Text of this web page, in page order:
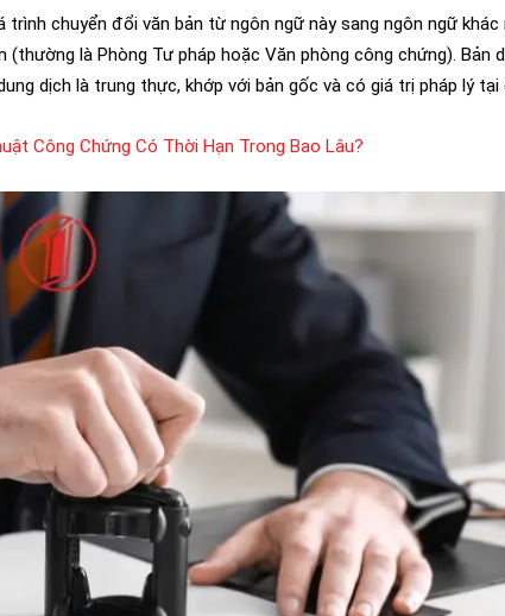
trình chuyển đổi văn bản từ ngôn ngữ này sang ngôn ngữ
(thường là Phòng Tư pháp hoặc Văn phòng công chứng).
dịch là trung thực, khớp với bản gốc và có giá trị pháp lý
Công Chứng Có Thời Hạn Trong Bao Lâu?